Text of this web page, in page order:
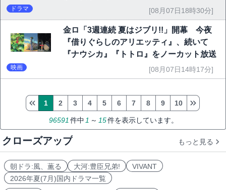
ドラマ [08月07日18時30分]
金ロ「3週連続 夏はジブリ!!」開幕 今夜
『借りぐらしのアリエッティ』、続いて
『ナウシカ』『トトロ』をノーカット放送
映画 [08月07日14時17分]
96591 件中 1 ～ 15件を表示しています。
1 2 3 4 5 6 7 8 9 10
クローズアップ もっと見る
朝ドラ:風、薫る 大河:豊臣兄弟!
VIVANT
2026年夏(7月)国内ドラマ一覧